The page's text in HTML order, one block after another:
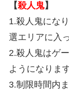
【殺人鬼】
1.殺人鬼にな
選エリアに入
2.殺人鬼はゲ
ようになります
3.制限時間内